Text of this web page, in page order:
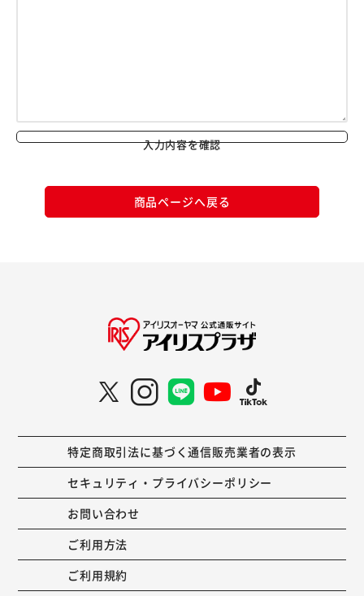
入力内容を確認
商品ページへ戻る
特定商取引法に基づく通信販売業者の表示
セキュリティ・プライバシーポリシー
お問い合わせ
ご利用方法
ご利用規約